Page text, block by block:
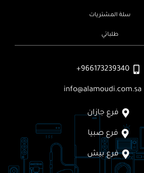
سلة المشتريات
طلباتي
966173239340+
info@alamoudi.com.sa
فرع جازان
فرع صبيا
فرع بيش